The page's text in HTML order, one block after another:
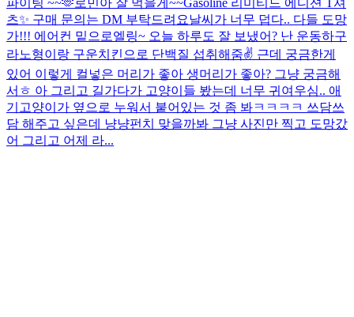
츠✨ 구매 문의는 DM 부탁드려요날씨가 너무 덥다.. 다들 도망
가!!! 에어컨 밑으로엘링~ 오늘 하루도 잘 보냈어? 난 운동하구
라노형이랑 구운치킨으로 단백질 섭취해줌✌️ 근데 궁금한게
있어 이렇게 컬넣은 머리가 좋아 생머리가 좋아? 그냥 궁금해
서ㅎ 아 그리고 길가다가 고양이들 봤는데 너무 귀여우심.. 애
기고양이가 옆으로 누워서 붙어있는 것 좀 봐ㅋㅋㅋㅋ 쓰담쓰
담 해주고 싶은데 냥냥펀치 맞을까봐 그냥 사진만 찍고 도망갔
어 그리고 어제 라...